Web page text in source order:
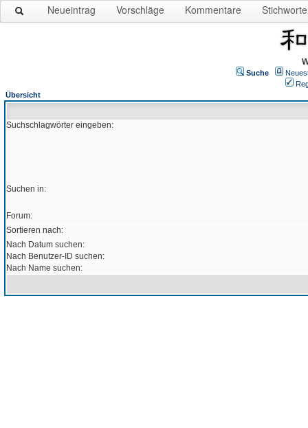
Neueintrag Vorschläge Kommentare Stichworte
Suche
Übersicht
Suchschlagwörter eingeben:
Suchen in:
Forum:
Sortieren nach:
Nach Datum suchen:
Nach Benutzer-ID suchen:
Nach Name suchen: